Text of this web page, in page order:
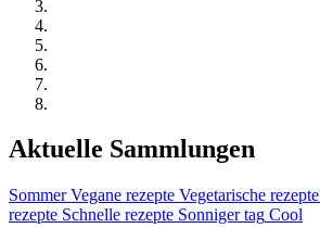
Aktuelle Sammlungen
Sommer Vegane rezepte Vegetarische rezepte
rezepte Schnelle rezepte Sonniger tag Cool